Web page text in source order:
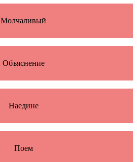
Молчаливый
Объяснение
Наедине
Поем